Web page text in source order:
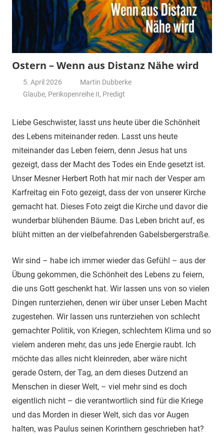
Ostern – Wenn aus Distanz Nähe wird
5. April 2026
Martin Dubberke
Glaube, Perikopenreihe II, Predigt
Liebe Geschwister, lasst uns heute über die Schönheit
des Lebens miteinander reden. Lasst uns heute
miteinander das Leben feiern, denn Jesus hat uns
gezeigt, dass der Macht des Todes ein Ende gesetzt ist.
Unser Mesner Herbert Roth hat mir nach der Vesper am
Karfreitag ein Foto gezeigt, dass der von unserer Kirche
gemacht hat. Dieses Foto zeigt die Kirche und davor die
wunderbar blühenden Bäume. Das Leben bricht auf, es
blüht mitten an der vielbefahrenden Gabelsbergerstraße.
Wir sind – habe ich immer wieder das Gefühl – aus der
Übung gekommen, die Schönheit des Lebens zu feiern,
die uns Gott geschenkt hat. Wir lassen uns von so vielen
Dingen runterziehen, denen wir über unser Leben Macht
zugestehen. Wir lassen uns runterziehen von schlecht
gemachter Politik, von Kriegen, schlechtem Klima und so
vielem anderen mehr, das uns jede Energie raubt. Ich
möchte das alles nicht kleinreden, aber wäre nicht
gerade Ostern, der Tag, an dem dieses Dutzend an
Menschen in dieser Welt, – viel mehr sind es doch
eigentlich nicht – die verantwortlich sind für die Kriege
und das Morden in dieser Welt, sich das vor Augen
halten, was Paulus seinen Korinthern geschrieben hat?